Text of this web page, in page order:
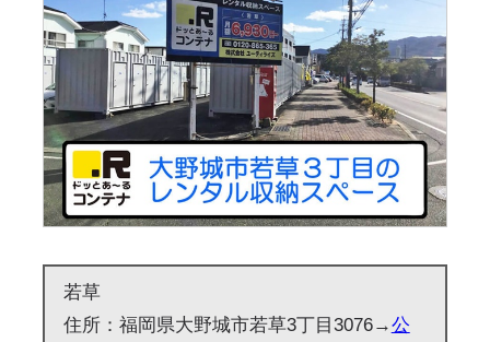
若草
住所：福岡県大野城市若草3丁目3076→公